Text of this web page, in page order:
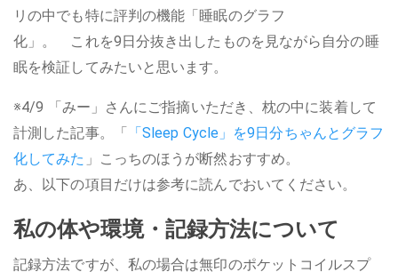
リの中でも特に評判の機能「睡眠のグラフ
化」。 これを9日分抜き出したものを見ながら自分の睡
眠を検証してみたいと思います。
※4/9 「みー」さんにご指摘いただき、枕の中に装着して
計測した記事。「
「Sleep Cycle」を9日分ちゃんとグラフ
化してみた 」こっちのほうが断然おすすめ。
あ、以下の項目だけは参考に読んでおいてください。
私の体や環境・記録方法について
記録方法ですが、私の場合は無印のポケットコイルスプ